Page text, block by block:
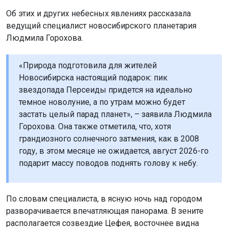
Об этих и других небесных явлениях рассказала
ведущий специалист новосибирского планетария
Людмила Горохова.
«Природа подготовила для жителей
Новосибирска настоящий подарок: пик
звездопада Персеиды придется на идеально
темное новолуние, а по утрам можно будет
застать целый парад планет», – заявила Людмила
Горохова. Она также отметила, что, хотя
грандиозного солнечного затмения, как в 2008
году, в этом месяце не ожидается, август 2026-го
подарит массу поводов поднять голову к небу.
По словам специалиста, в ясную ночь над городом
разворачивается впечатляющая панорама. В зените
располагается созвездие Цефея, восточнее видна